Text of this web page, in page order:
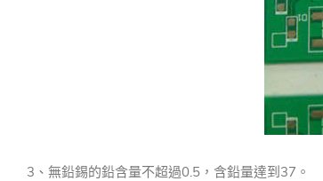
3、無鉛錫的鉛含量不超過0.5，含鉛量達到37。